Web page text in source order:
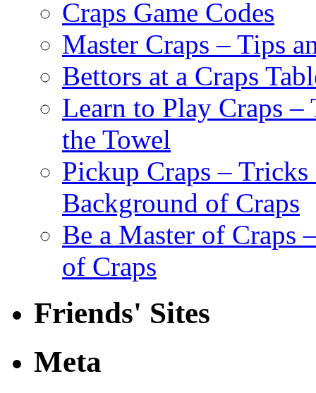
Craps Game Codes
Master Craps – Tips
Bettors at a Craps
Learn to Play Craps –
the Towel
Pickup Craps – Tricks
Background of Craps
Be a Master of Craps
of Craps
Friends' Sites
Meta